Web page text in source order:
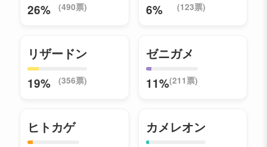
26% (490票) 6% (123票)
リザードン
19% (356票)
ゼニガメ
11%(211票)
ヒトカゲ カメレオン